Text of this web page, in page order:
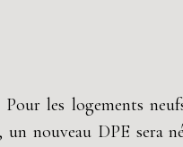
Pour les logements
nouveau DPE sera